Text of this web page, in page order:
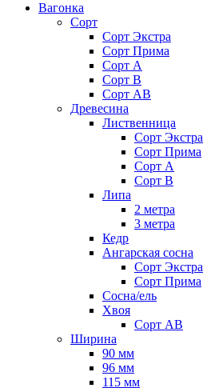
Вагонка
Сорт
Сорт Экстра
Сорт Прима
Сорт A
Сорт В
Сорт AB
Древесина
Лиственница
Сорт Экстра
Сорт Прима
Сорт А
Сорт В
Липа
2 метра
3 метра
Кедр
Ангарская сосна
Cорт Экстра
Сорт Прима
Сосна/ель
Хвоя
Сорт AB
Ширина
90 мм
96 мм
115 мм